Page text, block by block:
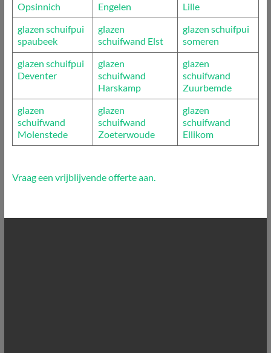
Opsinnich
Engelen
Lille
glazen schuifpui
spaubeek
glazen
schuifwand Elst
glazen schuifpui
someren
glazen schuifpui
Deventer
glazen
schuifwand
Harskamp
glazen
schuifwand
Zuurbemde
glazen
schuifwand
Molenstede
glazen
schuifwand
Zoeterwoude
glazen
schuifwand
Ellikom
Vraag een vrijblijvende offerte aan.